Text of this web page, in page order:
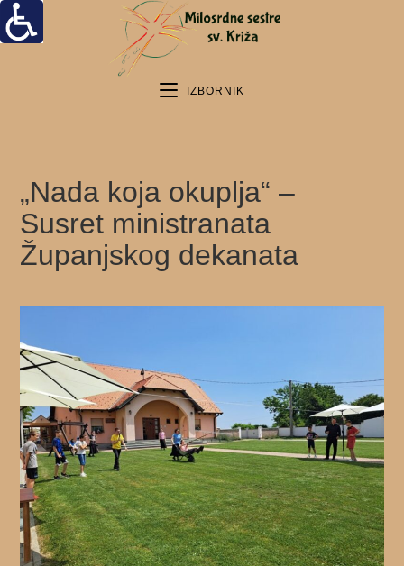
IZBORNIK
„Nada koja okuplja“ –
Susret ministranata
Županjskog dekanata